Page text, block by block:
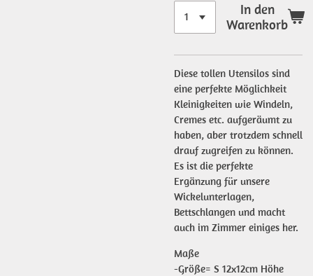
In den
Warenkorb
Diese tollen Utensilos sind
eine perfekte Möglichkeit
Kleinigkeiten wie Windeln,
Cremes etc. aufgeräumt zu
haben, aber trotzdem schnell
drauf zugreifen zu können.
Es ist die perfekte
Ergänzung für unsere
Wickelunterlagen,
Bettschlangen und macht
auch im Zimmer einiges her.
Maße
-Größe= S 12x12cm Höhe